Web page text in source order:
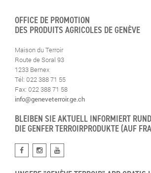
OFFICE DE PROMOTION
DES PRODUITS AGRICOLES DE GENÈVE
Maison du Terroir
Route de Soral 93
1233 Bernex
Tél: 022 388 71 55
Fax: 022 388 71 58
info@geneveterroir.ge.ch
BLEIBEN SIE AKTUELL INFORMIERT
DIE GENFER TERROIRPRODUKTE (AUF